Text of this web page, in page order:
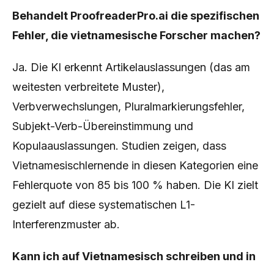
Behandelt ProofreaderPro.ai die spezifischen
Fehler, die vietnamesische Forscher machen?
Ja. Die KI erkennt Artikelauslassungen (das am
weitesten verbreitete Muster),
Verbverwechslungen, Pluralmarkierungsfehler,
Subjekt-Verb-Übereinstimmung und
Kopulaauslassungen. Studien zeigen, dass
Vietnamesischlernende in diesen Kategorien eine
Fehlerquote von 85 bis 100 % haben. Die KI zielt
gezielt auf diese systematischen L1-
Interferenzmuster ab.
Kann ich auf Vietnamesisch schreiben und in